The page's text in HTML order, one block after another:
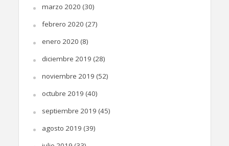
marzo 2020 (30)
febrero 2020 (27)
enero 2020 (8)
diciembre 2019 (28)
noviembre 2019 (52)
octubre 2019 (40)
septiembre 2019 (45)
agosto 2019 (39)